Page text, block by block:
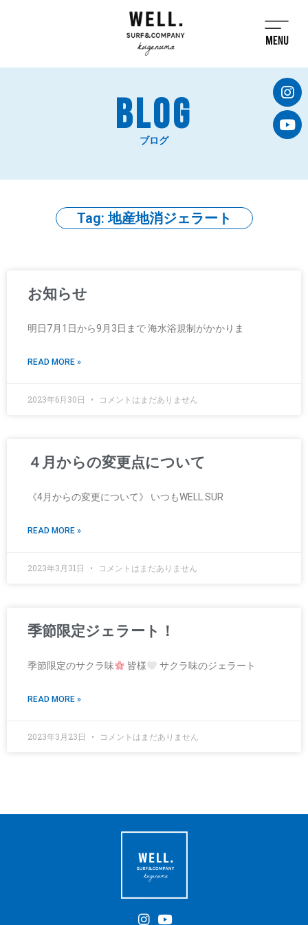
BLOG
ブログ
Tag: 地産地消ジェラート
お知らせ
明日7月1日から9月3日まで 海水浴規制がかかりま
READ MORE »
2023年6月30日 コメントはまだありません
４月からの変更点について
《4月からの変更について》 いつもWELL.SUR
READ MORE »
2023年3月31日 コメントはまだありません
季節限定ジェラート！
季節限定のサクラ味 皆様 サクラ味のジェラート
READ MORE »
2023年3月23日 コメントはまだありません